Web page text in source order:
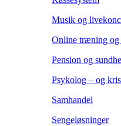
Musik og
Online træning og
Pension og
Psykolog – og
Samhandel
Sengeløsninger